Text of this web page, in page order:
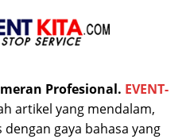
Profesional. EVENT-
artikel yang mendalam,
gaya bahasa yang